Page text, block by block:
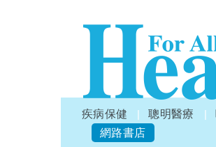
疾病保健 聰明醫療
網路書店